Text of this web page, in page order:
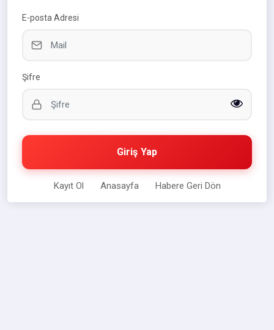
E-posta Adresi
Şifre
Giriş Yap
Kayıt Ol Anasayfa Habere Geri Dön